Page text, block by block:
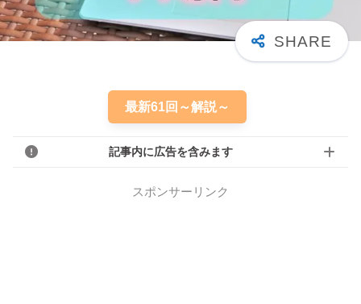
最新61回～解説～
記事内に広告を含みます
スポンサーリンク